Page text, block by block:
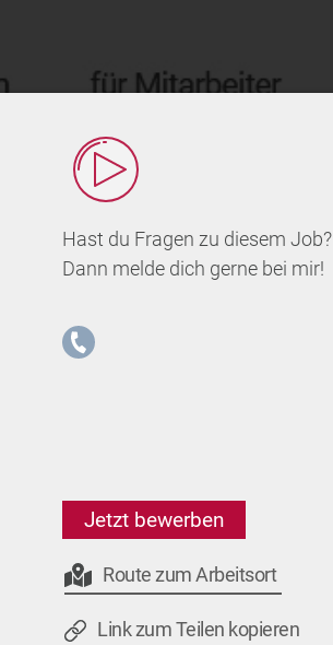
Hast du Fragen zu diesem Job?
Dann melde dich gerne bei mir!
Jetzt bewerben
Route zum Arbeitsort
Link zum Teilen kopieren